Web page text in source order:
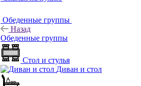
Обеденные группы
Назад
Обеденные группы
Стол и стулья
Диван и стол